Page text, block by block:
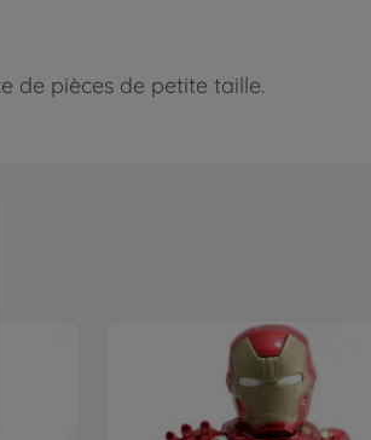
de pièces de petite taille.